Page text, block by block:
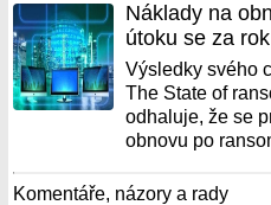
Náklady na
útoku se za
Výsledky svého
The State of
odhaluje, že se
obnovu po
Komentáře, názory a rady